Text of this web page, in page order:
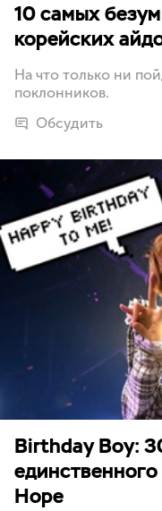
10 самых
корейских
На что только ни
поклонников.
Обсудить
Birthday Boy:
Hope